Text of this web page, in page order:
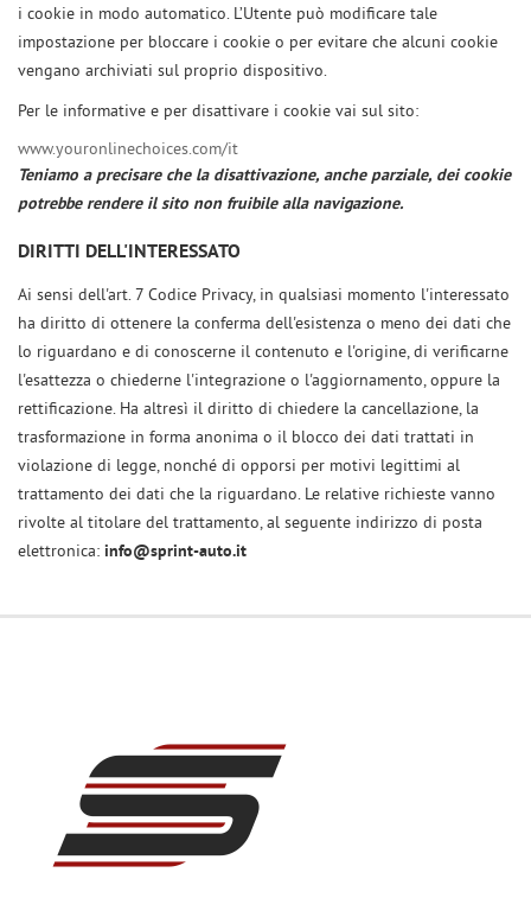
i cookie in modo automatico. L’Utente può modificare tale
impostazione per bloccare i cookie o per evitare che alcuni cookie
vengano archiviati sul proprio dispositivo.
Per le informative e per disattivare i cookie vai sul sito:
www.youronlinechoices.com/it
Teniamo a precisare che la disattivazione, anche parziale, dei cookie
potrebbe rendere il sito non fruibile alla navigazione.
DIRITTI DELL'INTERESSATO
Ai sensi dell'art. 7 Codice Privacy, in qualsiasi momento l'interessato
ha diritto di ottenere la conferma dell'esistenza o meno dei dati che
lo riguardano e di conoscerne il contenuto e l'origine, di verificarne
l'esattezza o chiederne l'integrazione o l'aggiornamento, oppure la
rettificazione. Ha altresì il diritto di chiedere la cancellazione, la
trasformazione in forma anonima o il blocco dei dati trattati in
violazione di legge, nonché di opporsi per motivi legittimi al
trattamento dei dati che la riguardano. Le relative richieste vanno
rivolte al titolare del trattamento, al seguente indirizzo di posta
elettronica: info@sprint-auto.it